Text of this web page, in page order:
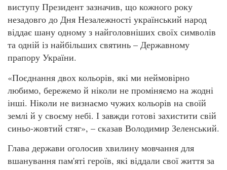
виступу Президент зазначив, що кожного року
незадовго до Дня Незалежності український народ
віддає шану одному з найголовніших своїх символів
та одній із найбільших святинь – Державному
прапору України.
«Поєднання двох кольорів, які ми неймовірно
любимо, бережемо й ніколи не проміняємо на жодні
інші. Ніколи не визнаємо чужих кольорів на своїй
землі й у своєму небі. І завжди готові захистити свій
синьо-жовтий стяг», – сказав Володимир Зеленський.
Глава держави оголосив хвилину мовчання для
вшанування пам'яті героїв, які віддали свої життя за